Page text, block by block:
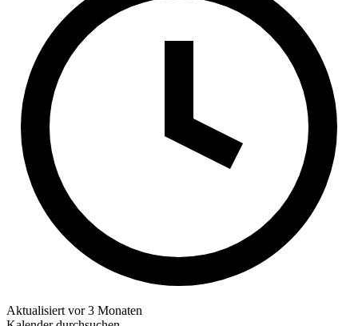
Aktualisiert vor 3 Monaten